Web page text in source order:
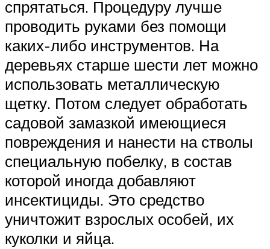
спрятаться. Процедуру лучше
проводить руками без помощи
каких-либо инструментов. На
деревьях старше шести лет можно
использовать металлическую
щетку. Потом следует обработать
садовой замазкой имеющиеся
повреждения и нанести на стволы
специальную побелку, в состав
которой иногда добавляют
инсектициды. Это средство
уничтожит взрослых особей, их
куколки и яйца.